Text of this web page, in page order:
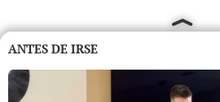
ANTES DE IRSE